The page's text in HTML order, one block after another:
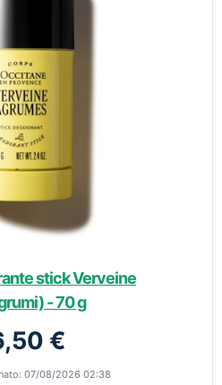
stick Verveine
- 70 g
€
07/08/2026 02:38